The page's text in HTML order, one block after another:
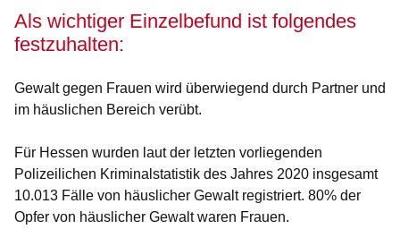
Als wichtiger Einzelbefund ist folgendes
festzuhalten:
Gewalt gegen Frauen wird überwiegend durch Partner und
im häuslichen Bereich verübt.
Für Hessen wurden laut der letzten vorliegenden
Polizeilichen Kriminalstatistik des Jahres 2020 insgesamt
10.013 Fälle von häuslicher Gewalt registriert. 80% der
Opfer von häuslicher Gewalt waren Frauen.